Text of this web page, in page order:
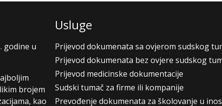
godine u
brojem
kao
Usluge
Prijevod dokumenata sa ovjerom sudskog
Prijevod dokumenata bez ovjere sudskog
Prijevod medicinske dokumentacije
Sudski tumač za firme ili kompanije
Prevođenje dokumenata za školovanje u